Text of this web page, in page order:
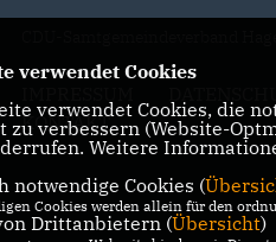
KONTAKT
verwendet Cookies
verwendet Cookies, die
zu verbessern (Website-
Weitere
notwendige Cookies (
Cookies werden allein für den
Drittanbietern (Übersicht)